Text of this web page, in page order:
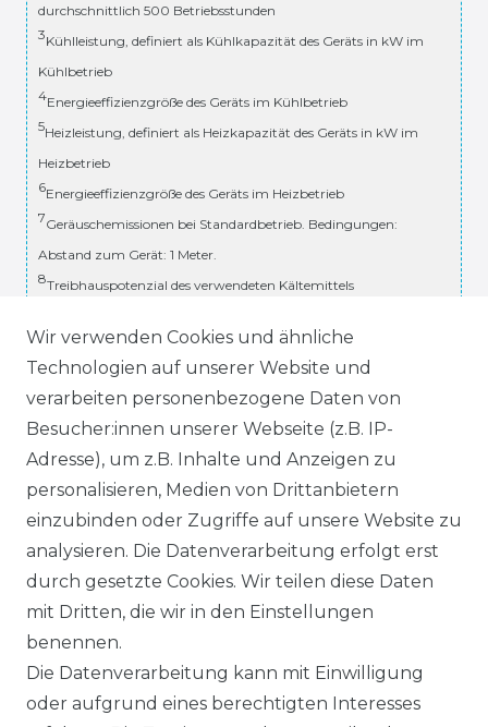
durchschnittlich 500 Betriebsstunden
3Kühlleistung, definiert als Kühlkapazität des Geräts in kW im
Kühlbetrieb
4Energieeffizienzgröße des Geräts im Kühlbetrieb
5Heizleistung, definiert als Heizkapazität des Geräts in kW im
Heizbetrieb
6Energieeffizienzgröße des Geräts im Heizbetrieb
7Geräuschemissionen bei Standardbetrieb. Bedingungen:
Abstand zum Gerät: 1 Meter.
8Treibhauspotenzial des verwendeten Kältemittels
* inkl. ges. MwSt. zzgl.
RECHTLICHES
AGB
IMPRESSUM
DATENSCHUTZERKLÄRUNG
Wir verwenden Cookies und ähnliche
Technologien auf unserer Website und
verarbeiten personenbezogene Daten von
Besucher:innen unserer Webseite (z.B. IP-
Adresse), um z.B. Inhalte und Anzeigen zu
personalisieren, Medien von Drittanbietern
einzubinden oder Zugriffe auf unsere Website zu
analysieren. Die Datenverarbeitung erfolgt erst
durch gesetzte Cookies. Wir teilen diese Daten
mit Dritten, die wir in den Einstellungen
benennen.
Die Datenverarbeitung kann mit Einwilligung
oder aufgrund eines berechtigten Interesses